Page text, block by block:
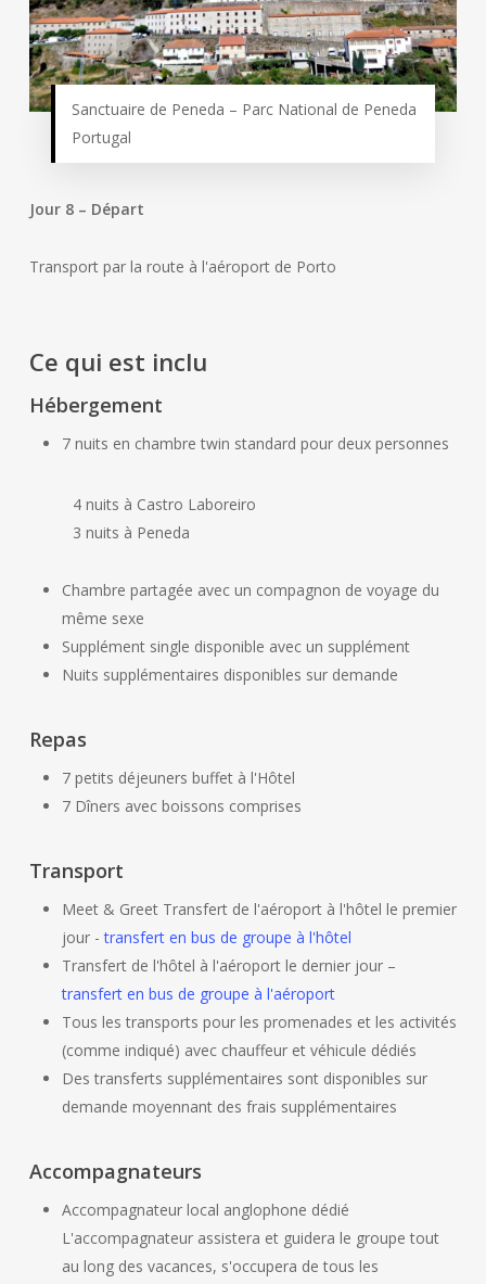
Sanctuaire de Peneda – Parc National de Peneda
Portugal
Jour 8 – Départ
Transport par la route à l'aéroport de Porto
Ce qui est inclu
Hébergement
7 nuits en chambre twin standard pour deux personnes
4 nuits à Castro Laboreiro
3 nuits à Peneda
Chambre partagée avec un compagnon de voyage du
même sexe
Supplément single disponible avec un supplément
Nuits supplémentaires disponibles sur demande
Repas
7 petits déjeuners buffet à l'Hôtel
7 Dîners avec boissons comprises
Transport
Meet & Greet Transfert de l'aéroport à l'hôtel le premier
jour -transfert en bus de groupe à l'hôtel
Transfert de l'hôtel à l'aéroport le dernier jour –
transfert en bus de groupe à l'aéroport
Tous les transports pour les promenades et les activités
(comme indiqué) avec chauffeur et véhicule dédiés
Des transferts supplémentaires sont disponibles sur
demande moyennant des frais supplémentaires
Accompagnateurs
Accompagnateur local anglophone dédié
L'accompagnateur assistera et guidera le groupe tout
au long des vacances, s'occupera de tous les